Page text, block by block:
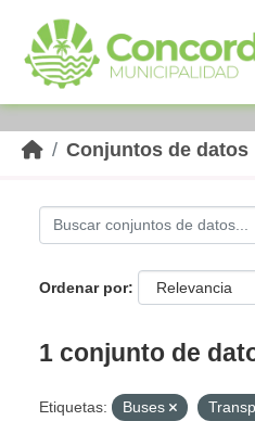
Conjuntos de datos
Ordenar por
1 conjunto de
Etiquetas: Buses